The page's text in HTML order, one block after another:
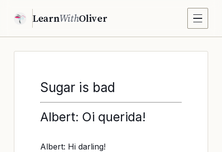
LearnWithOliver
Sugar is bad
Albert: Oi querida!
Albert: Hi darling!